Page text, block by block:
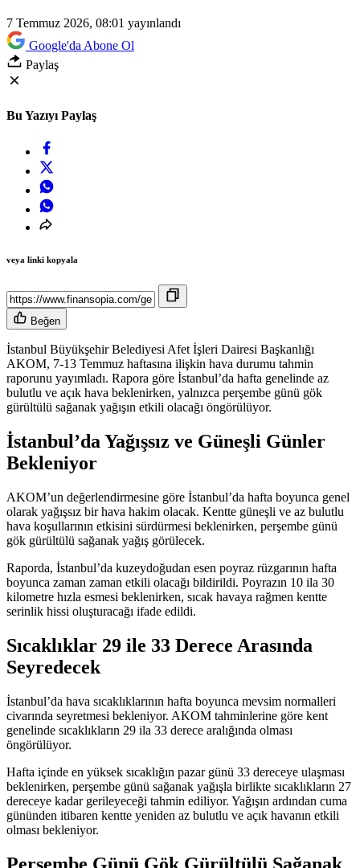
7 Temmuz 2026, 08:01 yayınlandı
Google'da Abone Ol
Paylaş
Bu Yazıyı Paylaş
veya linki kopyala
Beğen
İstanbul Büyükşehir Belediyesi Afet İşleri Dairesi Başkanlığı
AKOM, 7-13 Temmuz haftasına ilişkin hava durumu tahmin
raporunu yayımladı. Rapora göre İstanbul’da hafta genelinde az
bulutlu ve açık hava beklenirken, yalnızca perşembe günü gök
gürültülü sağanak yağışın etkili olacağı öngörülüyor.
İstanbul’da Yağışsız ve Güneşli Günler
Bekleniyor
AKOM’un değerlendirmesine göre İstanbul’da hafta boyunca genel
olarak yağışsız bir hava hakim olacak. Kentte güneşli ve az bulutlu
hava koşullarının etkisini sürdürmesi beklenirken, perşembe günü
gök gürültülü sağanak yağış görülecek.
Raporda, İstanbul’da kuzeydoğudan esen poyraz rüzgarının hafta
boyunca zaman zaman etkili olacağı bildirildi. Poyrazın 10 ila 30
kilometre hızla esmesi beklenirken, sıcak havaya rağmen kentte
serinlik hissi oluşturacağı ifade edildi.
Sıcaklıklar 29 ile 33 Derece Arasında
Seyredecek
İstanbul’da hava sıcaklıklarının hafta boyunca mevsim normalleri
civarında seyretmesi bekleniyor. AKOM tahminlerine göre kent
genelinde sıcaklıkların 29 ila 33 derece aralığında olması
öngörülüyor.
Hafta içinde en yüksek sıcaklığın pazar günü 33 dereceye ulaşması
beklenirken, perşembe günü sağanak yağışla birlikte sıcaklıkların 27
dereceye kadar gerileyeceği tahmin ediliyor. Yağışın ardından cuma
gününden itibaren kentte yeniden az bulutlu ve açık havanın etkili
olması bekleniyor.